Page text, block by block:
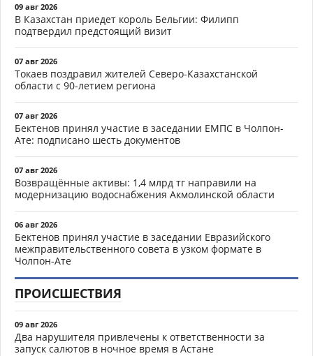
09 авг 2026
В Казахстан приедет король Бельгии: Филипп
подтвердил предстоящий визит
07 авг 2026
Токаев поздравил жителей Северо-Казахстанской
области с 90-летием региона
07 авг 2026
Бектенов принял участие в заседании ЕМПС в Чолпон-
Ате: подписано шесть документов
07 авг 2026
Возвращённые активы: 1,4 млрд тг направили на
модернизацию водоснабжения Акмолинской области
06 авг 2026
Бектенов принял участие в заседании Евразийского
межправительственного совета в узком формате в
Чолпон-Ате
ПРОИСШЕСТВИЯ
09 авг 2026
Два нарушителя привлечены к ответственности за
запуск салютов в ночное время в Астане